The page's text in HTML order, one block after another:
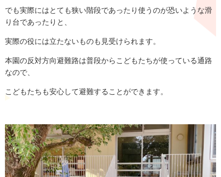
でも実際にはとても狭い階段であったり使うのが恐いような滑
り台であったりと、
実際の役には立たないものも見受けられます。
本園の反対方向避難路は普段からこどもたちが使っている通路
なので、
こどもたちも安心して避難することができます。